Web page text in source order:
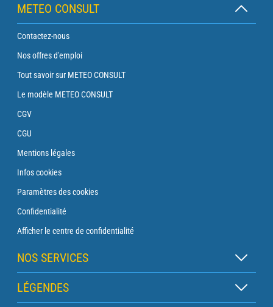
METEO CONSULT
Contactez-nous
Nos offres d'emploi
Tout savoir sur METEO CONSULT
Le modèle METEO CONSULT
CGV
CGU
Mentions légales
Infos cookies
Paramètres des cookies
Confidentialité
Afficher le centre de confidentialité
NOS SERVICES
Abonnement Zen
Abonnement Balise
LÉGENDES